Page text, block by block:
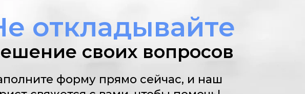
откладывайте
своих вопросов
форму прямо сейчас, и наш